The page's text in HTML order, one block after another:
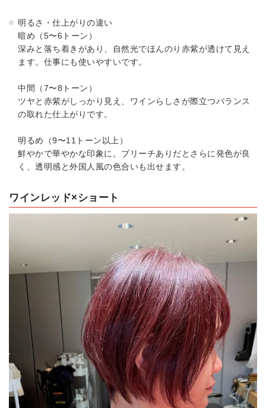
明るさ・仕上がりの違い
暗め（5〜6トーン）
深みと落ち着きがあり、自然光でほんのり赤紫が透けて見え
ます。仕事にも使いやすいです。
中間（7〜8トーン）
ツヤと赤紫がしっかり見え、ワインらしさが際立つバランス
の取れた仕上がりです。
明るめ（9〜11トーン以上）
鮮やかで華やかな印象に。ブリーチありだとさらに発色が良
く、透明感と外国人風の色合いも出せます。
ワインレッド×ショート